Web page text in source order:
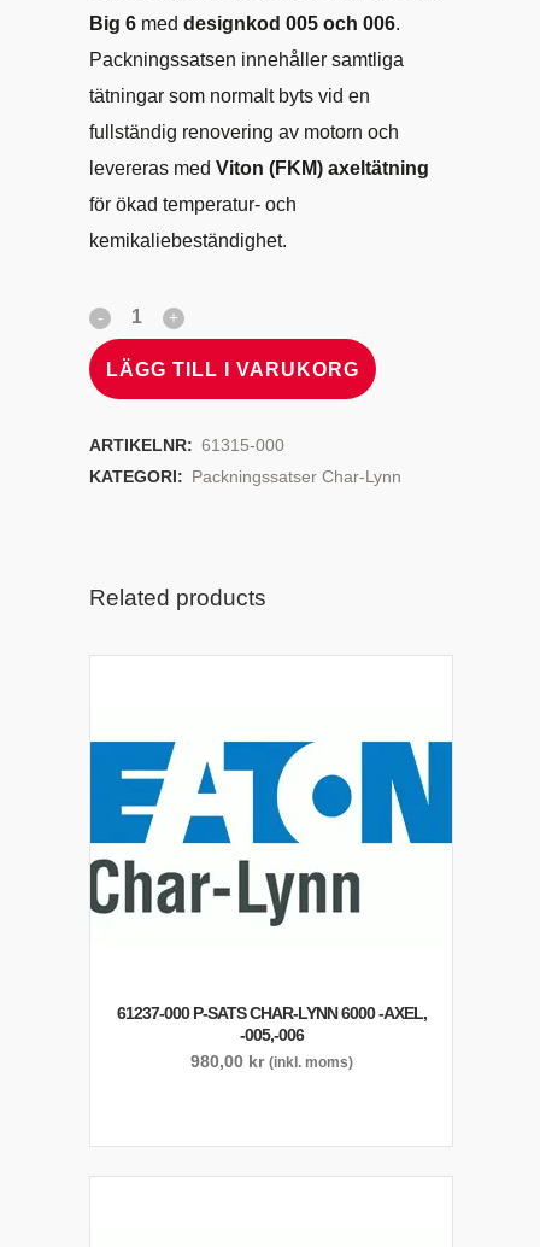
Big 6 med designkod 005 och 006.
Packningssatsen innehåller samtliga
tätningar som normalt byts vid en
fullständig renovering av motorn och
levereras med Viton (FKM) axeltätning
för ökad temperatur- och
kemikaliebeständighet.
LÄGG TILL I VARUKORG
ARTIKELNR: 61315-000
KATEGORI: Packningssatser Char-Lynn
Related products
61237-000 P-SATS CHAR-LYNN 6000 -AXEL,
-005,-006
980,00 kr (inkl. moms)